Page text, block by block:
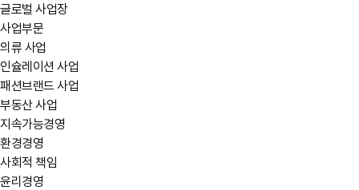
글로벌 사업장
사업부문
의류 사업
인슐레이션 사업
패션브랜드 사업
부동산 사업
지속가능경영
환경경영
사회적 책임
윤리경영